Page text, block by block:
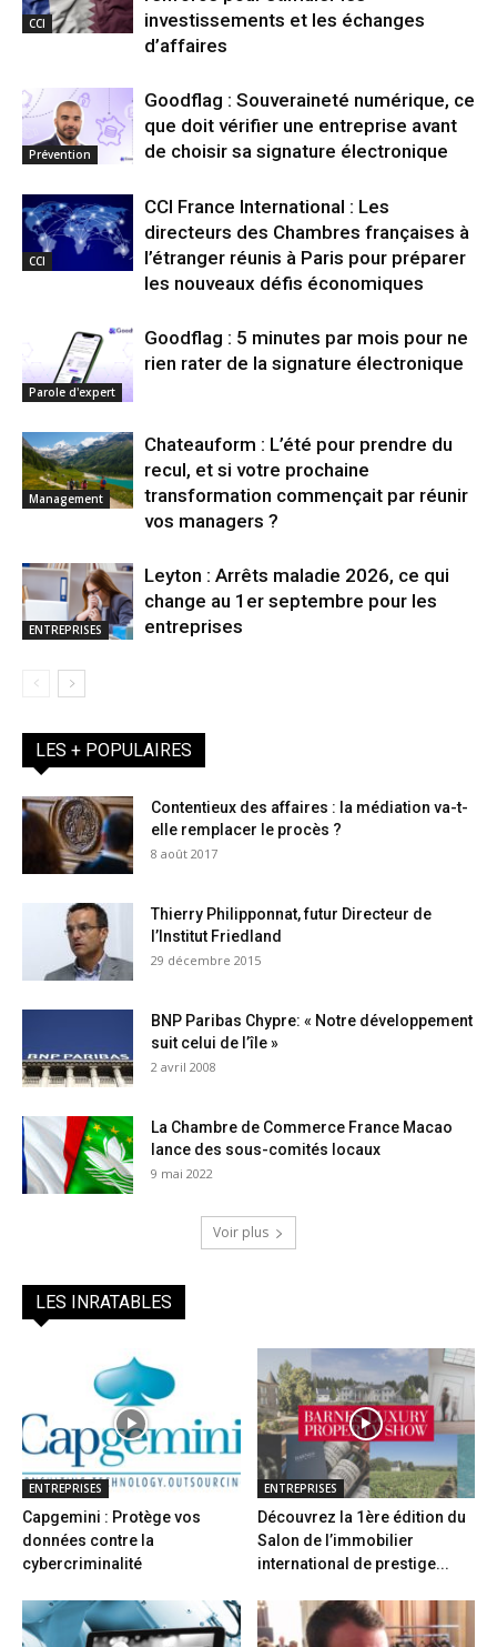
CCI
investissements et les échanges
d’affaires
Prévention
Goodflag : Souveraineté numérique, ce
que doit vérifier une entreprise avant
de choisir sa signature électronique
CCI
CCI France International : Les
directeurs des Chambres françaises à
l’étranger réunis à Paris pour préparer
les nouveaux défis économiques
Parole d'expert
Goodflag : 5 minutes par mois pour ne
rien rater de la signature électronique
Management
Chateauform : L’été pour prendre du
recul, et si votre prochaine
transformation commençait par réunir
vos managers ?
ENTREPRISES
Leyton : Arrêts maladie 2026, ce qui
change au 1er septembre pour les
entreprises
LES + POPULAIRES
Contentieux des affaires : la médiation va-t-
elle remplacer le procès ?
8 août 2017
Thierry Philipponnat, futur Directeur de
l’Institut Friedland
29 décembre 2015
BNP Paribas Chypre: « Notre développement
suit celui de l’île »
2 avril 2008
La Chambre de Commerce France Macao
lance des sous-comités locaux
9 mai 2022
Voir plus
LES INRATABLES
ENTREPRISES
Capgemini : Protège vos
données contre la
cybercriminalité
ENTREPRISES
Découvrez la 1ère édition du
Salon de l’immobilier
international de prestige...